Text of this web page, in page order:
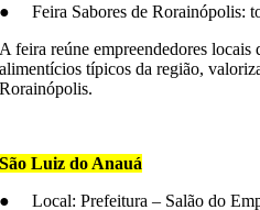
● Feira Sabores de Rorainópolis:
A feira reúne empreendedores locais
alimentícios típicos da região,
Rorainópolis.
São Luiz do Anauá
● Local: Prefeitura – Salão do